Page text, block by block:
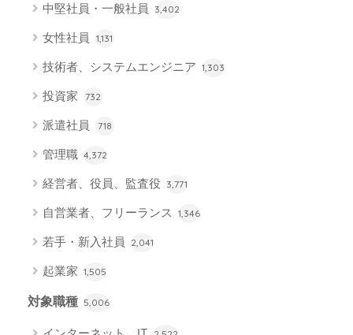
中堅社員・一般社員 3,402
女性社員 1,131
技術者、システムエンジニア 1,303
投資家 732
派遣社員 718
管理職 4,372
経営者、役員、監査役 3,771
自営業者、フリーランス 1,346
若手・新入社員 2,041
起業家 1,505
対象職種 5,006